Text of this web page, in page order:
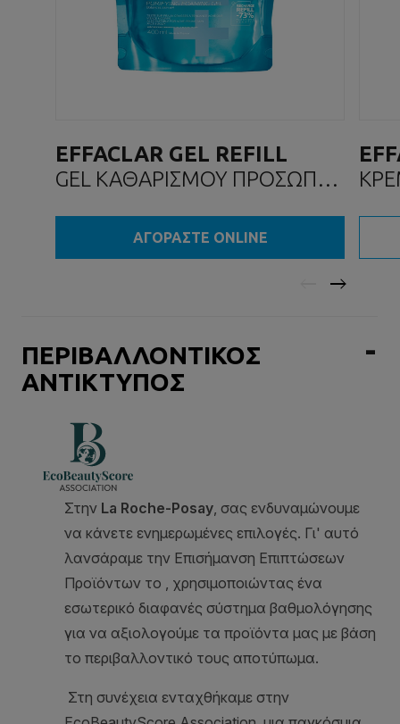
EFFACLAR GEL REFILL
GEL ΚΑΘΑΡΙΣΜΟΥ ΠΡΟΣΩΠΟΥ
ΑΓΟΡΑΣΤΕ ONLINE
ΠΕΡΙΒΑΛΛΟΝΤΙΚΟΣ
ΑΝΤΙΚΤΥΠΟΣ